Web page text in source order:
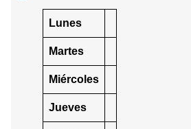
Lunes
Martes
Miércoles
Jueves